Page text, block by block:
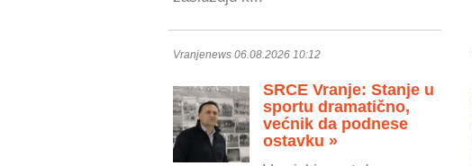
Vranjenews 06.08.2026 10:12
SRCE Vranje: Stanje u
sportu dramatično,
većnik da podnese
ostavku »